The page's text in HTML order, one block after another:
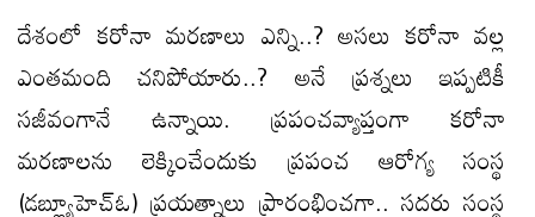
దేశంలో కరోనా మరణాలు ఎన్ని..? అసలు కరోనా వల్ల
ఎంతమంది చనిపోయారు..? అనే ప్రశ్నలు ఇప్పటికీ
సజీవంగానే ఉన్నాయి. ప్రపంచవ్యాప్తంగా కరోనా
మరణాలను లెక్కించేందుకు ప్రపంచ ఆరోగ్య సంస్థ
(డబ్ల్యూహెచ్‌ఓ) ప్రయత్నాలు ప్రారంభించగా.. సదరు సంస్థ